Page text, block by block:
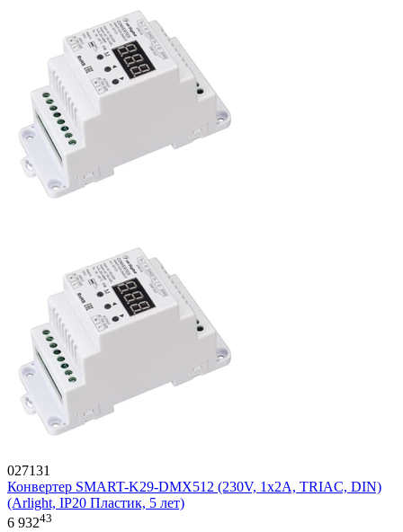
027131
Конвертер SMART-K29-DMX512 (230V, 1x2A, TRIAC, DIN)
(Arlight, IP20 Пластик, 5 лет)
6 93243